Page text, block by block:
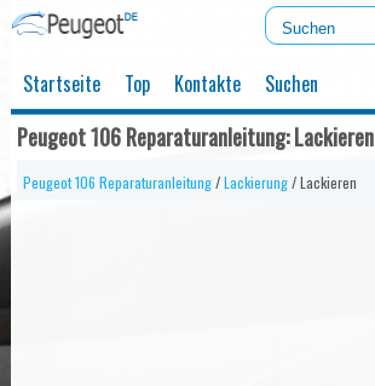
Startseite Top Kontakte Suchen
Peugeot 106 Reparaturanleitung: Lackieren
Peugeot 106 Reparaturanleitung/Lackierung/ Lackieren